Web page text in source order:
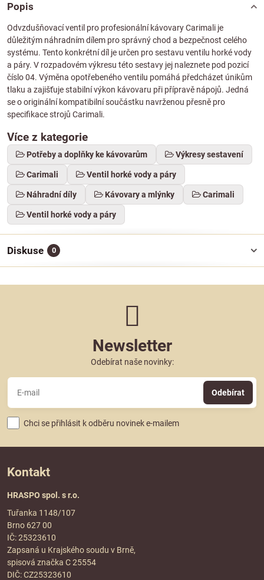
Popis
Odvzdušňovací ventil pro profesionální kávovary Carimali je
důležitým náhradním dílem pro správný chod a bezpečnost celého
systému. Tento konkrétní díl je určen pro sestavu ventilu horké vody
a páry. V rozpadovém výkresu této sestavy jej naleznete pod pozicí
číslo 04. Výměna opotřebeného ventilu pomáhá předcházet únikům
tlaku a zajišťuje stabilní výkon kávovaru při přípravě nápojů. Jedná
se o originální kompatibilní součástku navrženou přesně pro
specifikace strojů Carimali.
Více z kategorie
Potřeby a doplňky ke kávovarům Výkresy sestavení
Carimali Ventil horké vody a páry
Náhradní díly Kávovary a mlýnky Carimali
Ventil horké vody a páry
Diskuse 0
Newsletter
Odebírat naše novinky:
Odebírat
Chci se přihlásit k odběru novinek e-mailem
Kontakt
HRASPO spol. s r.o.
Tuřanka 1148/107
Brno 627 00
IČ: 25323610
Zapsaná u Krajského soudu v Brně,
spisová značka C 25554
DIČ: CZ25323610